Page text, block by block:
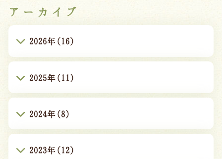
アーカイブ
2026年(16)
2025年(11)
2024年(8)
2023年(12)